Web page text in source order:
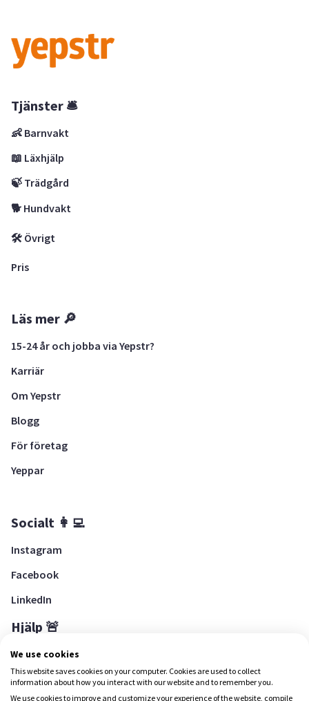
Tjänster 🛎
👶 Barnvakt
📖 Läxhjälp
🍃 Trädgård
🐕 Hundvakt
🛠 Övrigt
Pris
Läs mer 🔎
15-24 år och jobba via Yepstr?
Karriär
Om Yepstr
Blogg
För företag
Yeppar
Socialt 👩‍💻
Instagram
Facebook
LinkedIn
Hjälp 🚨
Hjälpcenter
We use cookies
This website saves cookies on your computer. Cookies are used to collect
information about how you interact with our website and to remember you.
We use cookies to improve and customize your experience of the website, compile